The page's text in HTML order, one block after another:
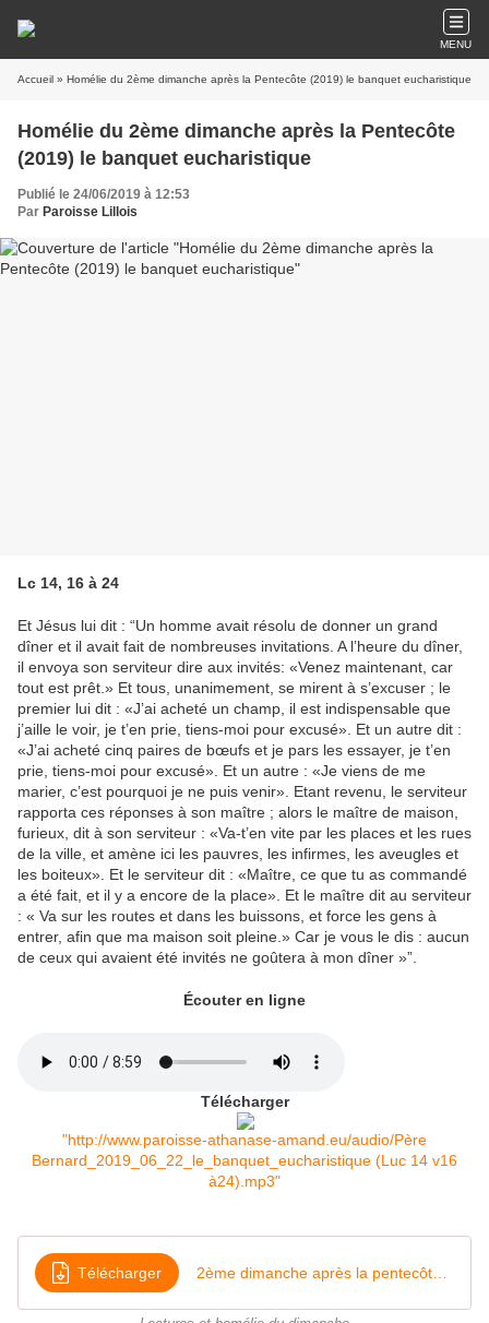
MENU
Accueil » Homélie du 2ème dimanche après la Pentecôte (2019) le banquet eucharistique
Homélie du 2ème dimanche après la Pentecôte
(2019) le banquet eucharistique
Publié le 24/06/2019 à 12:53
Par Paroisse Lillois
Lc 14, 16 à 24
Et Jésus lui dit : “Un homme avait résolu de donner un grand
dîner et il avait fait de nombreuses invitations. A l’heure du dîner,
il envoya son serviteur dire aux invités: «Venez maintenant, car
tout est prêt.» Et tous, unanimement, se mirent à s’excuser ; le
premier lui dit : «J’ai acheté un champ, il est indispensable que
j’aille le voir, je t’en prie, tiens-moi pour excusé». Et un autre dit :
«J’ai acheté cinq paires de bœufs et je pars les essayer, je t’en
prie, tiens-moi pour excusé». Et un autre : «Je viens de me
marier, c’est pourquoi je ne puis venir». Etant revenu, le serviteur
rapporta ces réponses à son maître ; alors le maître de maison,
furieux, dit à son serviteur : «Va-t’en vite par les places et les rues
de la ville, et amène ici les pauvres, les infirmes, les aveugles et
les boiteux». Et le serviteur dit : «Maître, ce que tu as commandé
a été fait, et il y a encore de la place». Et le maître dit au serviteur
: « Va sur les routes et dans les buissons, et force les gens à
entrer, afin que ma maison soit pleine.» Car je vous le dis : aucun
de ceux qui avaient été invités ne goûtera à mon dîner »”.
Écouter en ligne
Télécharger
"http://www.paroisse-athanase-amand.eu/audio/Père
Bernard_2019_06_22_le_banquet_eucharistique (Luc 14 v16
à24).mp3"
Télécharger